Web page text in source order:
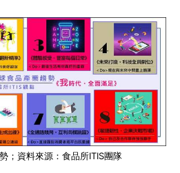
；資料來源：食品所ITIS團隊